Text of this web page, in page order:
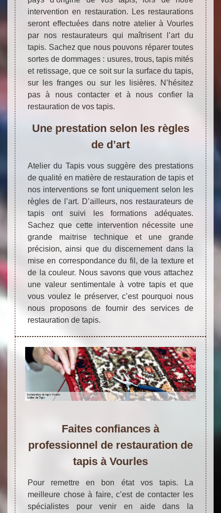
intervention en restauration. Les restaurations
seront effectuées dans notre atelier à Vourles
par nos restaurateurs qui maîtrisent l’art du
tapis. Sachez que nous pouvons réparer toutes
sortes de dommages : usures, trous, tapis mités
et retissage, que ce soit sur la surface du tapis,
sur les franges ou sur les lisières. N’hésitez
pas à nous contacter et à nous confier la
restauration de vos tapis.
Une prestation selon les règles
de d’art
Atelier du Tapis vous suggère des prestations
de qualité en matière de restauration de tapis et
nos interventions se font uniquement selon les
règles de l’art. D’ailleurs, nos restaurateurs de
tapis ont suivi les formations adéquates.
Sachez que cette intervention nécessite une
grande maitrise technique et une grande
précision, ainsi que du discernement dans la
mise en correspondance du fil, de la texture et
de la couleur. Nous savons que vous attachez
une valeur sentimentale à votre tapis et que
vous voulez le préserver, c’est pourquoi nous
nous proposons de fournir des services de
restauration de tapis.
Faites confiances à
professionnel de restauration de
tapis à Vourles
Pour remettre en bon état vos tapis. La
meilleure chose à faire, c’est de contacter les
spécialistes pour venir en aide dans la